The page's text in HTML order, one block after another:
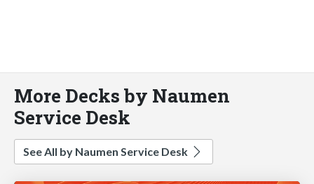
More Decks by Naumen
Service Desk
See All by Naumen Service Desk